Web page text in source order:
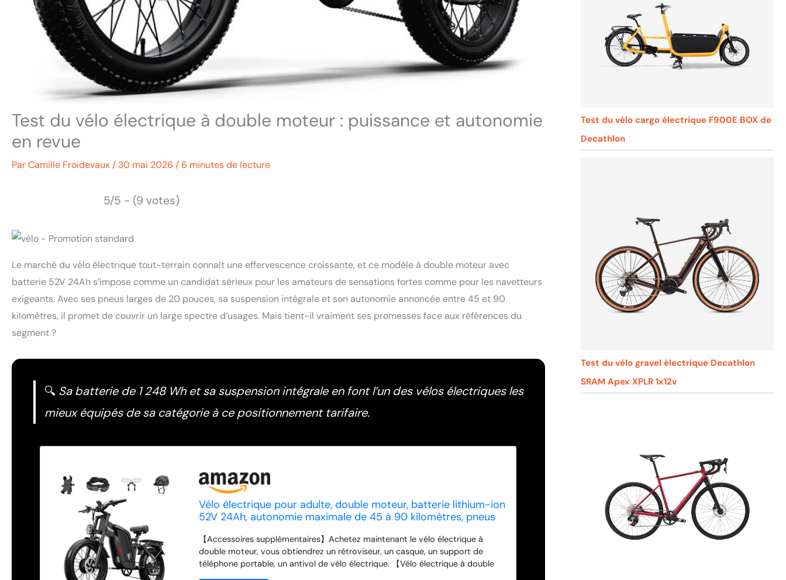
Test du vélo électrique à double moteur : puissance et autonomie
en revue
ParCamille Froidevaux / 30 mai 2026 / 6 minutes de lecture
5/5 - (9 votes)
Le marché du vélo électrique tout-terrain connaît une effervescence croissante, et ce modèle à double moteur avec
batterie 52V 24Ah s’impose comme un candidat sérieux pour les amateurs de sensations fortes comme pour les navetteurs
exigeants. Avec ses pneus larges de 20 pouces, sa suspension intégrale et son autonomie annoncée entre 45 et 90
kilomètres, il promet de couvrir un large spectre d’usages. Mais tient-il vraiment ses promesses face aux références du
segment ?
🔍 Sa batterie de 1 248 Wh et sa suspension intégrale en font l’un des vélos électriques les
mieux équipés de sa catégorie à ce positionnement tarifaire.
Vélo électrique pour adulte, double moteur, batterie lithium-ion
52V 24Ah, autonomie maximale de 45 à 90 kilomètres, pneus
vitesses.
【Accessoires supplémentaires】Achetez maintenant le vélo électrique à
double moteur, vous obtiendrez un rétroviseur, un casque, un support de
téléphone portable, un antivol de vélo électrique. 【Vélo électrique à double
Test du vélo cargo électrique F900E BOX de
Decathlon
Test du vélo gravel électrique Decathlon
SRAM Apex XPLR 1x12v